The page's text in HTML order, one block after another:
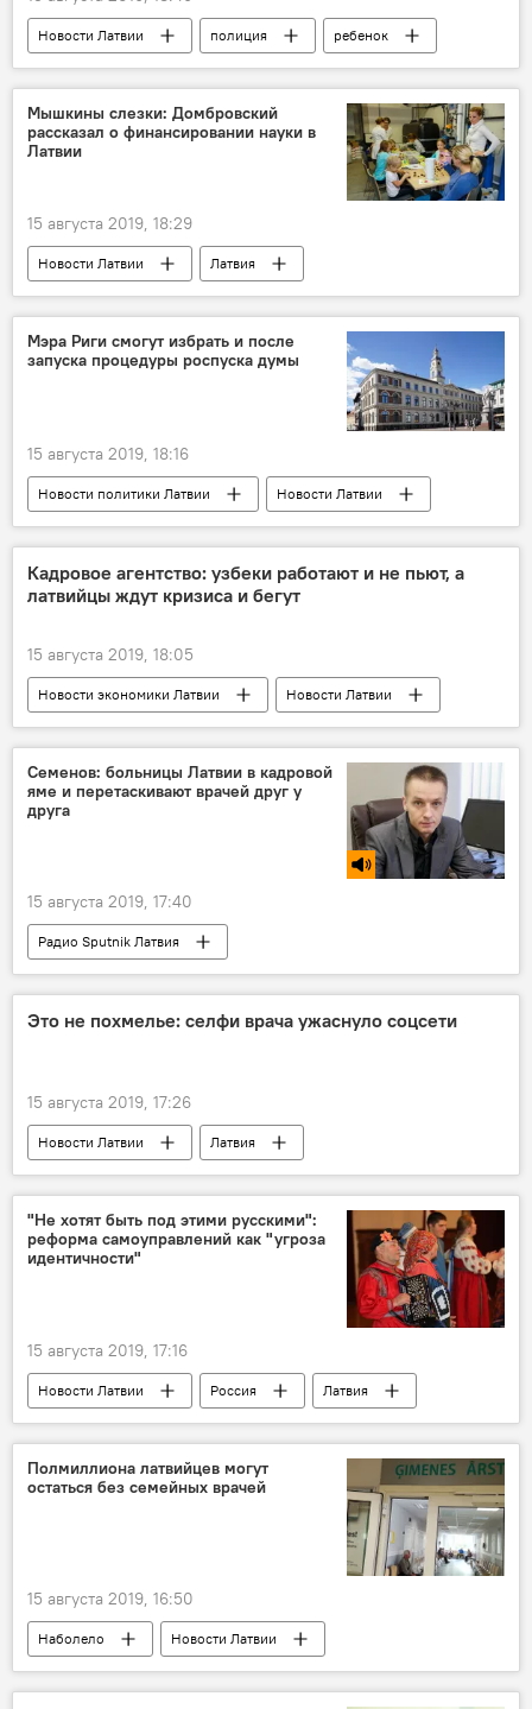
Новости Латвии полиция
ребенок
розыск
Елгава Рига
Мышкины слезки: Домбровский
рассказал о финансировании науки в
Латвии
15 августа 2019, 18:29
Новости Латвии
Латвия
Вячеслав Домбровский
Латвийский университет
наука
Мэра Риги смогут избрать и после
запуска процедуры роспуска думы
15 августа 2019, 18:16
Новости политики Латвии
Новости Латвии
Рига
мэр
Олег Буров
Сейм
Кадровое агентство: узбеки работают и не пьют, а
латвийцы ждут кризиса и бегут
15 августа 2019, 18:05
Новости экономики Латвии
Новости Латвии
Латвия
гастарбайтеры
трудовая миграция
Семенов: больницы Латвии в кадровой
яме и перетаскивают врачей друг у
друга
15 августа 2019, 17:40
Радио Sputnik Латвия
Даугавпилсская региональная больница
лечение
Даугавпилс
Это не похмелье: селфи врача ужаснуло соцсети
15 августа 2019, 17:26
Новости Латвии
Латвия
Минздрав Латвии
здоровье
медицина
"Не хотят быть под этими русскими":
реформа самоуправлений как "угроза
идентичности"
15 августа 2019, 17:16
Новости Латвии Россия
Латвия
Рига
Даугавпилс
реформа
самоуправления
Административно-территориальная реформа: оптимизация или дискриминация
Полмиллиона латвийцев могут
остаться без семейных врачей
15 августа 2019, 16:50
Наболело
Новости Латвии
семейные врачи